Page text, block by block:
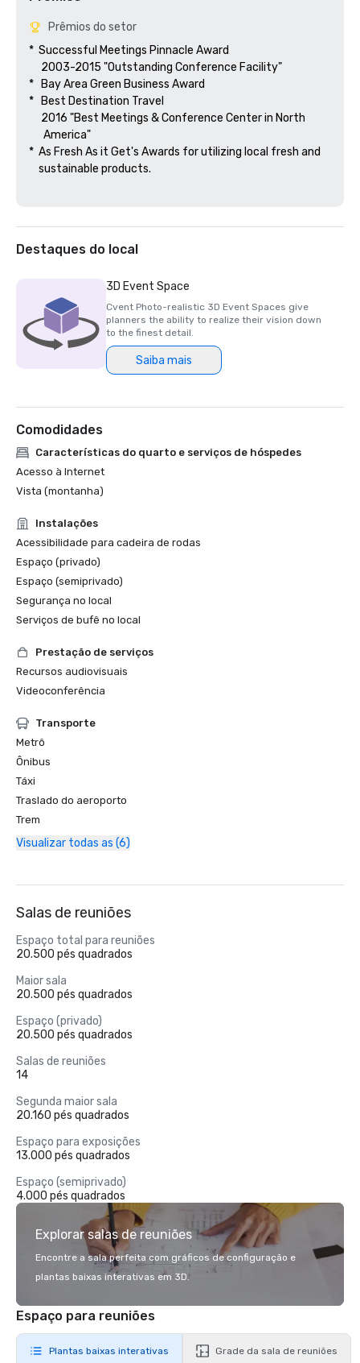
Prêmios do setor
*  Successful Meetings Pinnacle Award
     2003-2015 "Outstanding Conference Facility"
*   Bay Area Green Business Award
*   Best Destination Travel
     2016 "Best Meetings & Conference Center in North
      America"
*  As Fresh As it Get's Awards for utilizing local fresh and
    sustainable products.
Destaques do local
3D Event Space
Cvent Photo-realistic 3D Event Spaces give
planners the ability to realize their vision down
to the finest detail.
Saiba mais
Comodidades
Características do quarto e serviços de hóspedes
Acesso à Internet
Vista (montanha)
Instalações
Acessibilidade para cadeira de rodas
Espaço (privado)
Espaço (semiprivado)
Segurança no local
Serviços de bufê no local
Prestação de serviços
Recursos audiovisuais
Videoconferência
Transporte
Metrô
Ônibus
Táxi
Traslado do aeroporto
Trem
Visualizar todas as (6)
Salas de reuniões
Espaço total para reuniões
20.500 pés quadrados
Maior sala
20.500 pés quadrados
Espaço (privado)
20.500 pés quadrados
Salas de reuniões
14
Segunda maior sala
20.160 pés quadrados
Espaço para exposições
13.000 pés quadrados
Espaço (semiprivado)
4.000 pés quadrados
Explorar salas de reuniões
Encontre a sala perfeita com gráficos de configuração e
plantas baixas interativas em 3D.
Espaço para reuniões
Plantas baixas interativas Grade da sala de reuniões